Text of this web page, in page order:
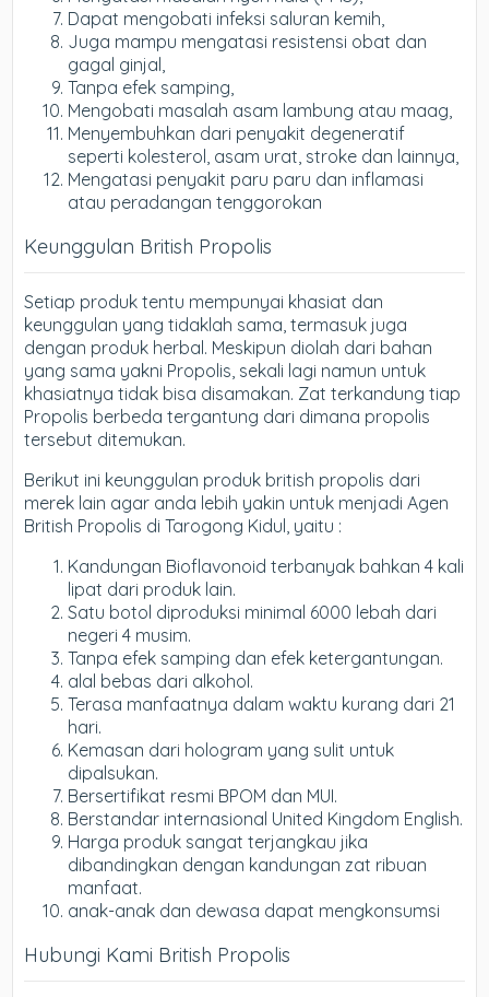
Dapat mengobati infeksi saluran kemih,
Juga mampu mengatasi resistensi obat dan
gagal ginjal,
Tanpa efek samping,
Mengobati masalah asam lambung atau maag,
Menyembuhkan dari penyakit degeneratif
seperti kolesterol, asam urat, stroke dan lainnya,
Mengatasi penyakit paru paru dan inflamasi
atau peradangan tenggorokan
Keunggulan British Propolis
Setiap produk tentu mempunyai khasiat dan
keunggulan yang tidaklah sama, termasuk juga
dengan produk herbal. Meskipun diolah dari bahan
yang sama yakni Propolis, sekali lagi namun untuk
khasiatnya tidak bisa disamakan. Zat terkandung tiap
Propolis berbeda tergantung dari dimana propolis
tersebut ditemukan.
Berikut ini keunggulan produk british propolis dari
merek lain agar anda lebih yakin untuk menjadi Agen
British Propolis di Tarogong Kidul, yaitu :
Kandungan Bioflavonoid terbanyak bahkan 4 kali
lipat dari produk lain.
Satu botol diproduksi minimal 6000 lebah dari
negeri 4 musim.
Tanpa efek samping dan efek ketergantungan.
alal bebas dari alkohol.
Terasa manfaatnya dalam waktu kurang dari 21
hari.
Kemasan dari hologram yang sulit untuk
dipalsukan.
Bersertifikat resmi BPOM dan MUI.
Berstandar internasional United Kingdom English.
Harga produk sangat terjangkau jika
dibandingkan dengan kandungan zat ribuan
manfaat.
anak-anak dan dewasa dapat mengkonsumsi
Hubungi Kami British Propolis